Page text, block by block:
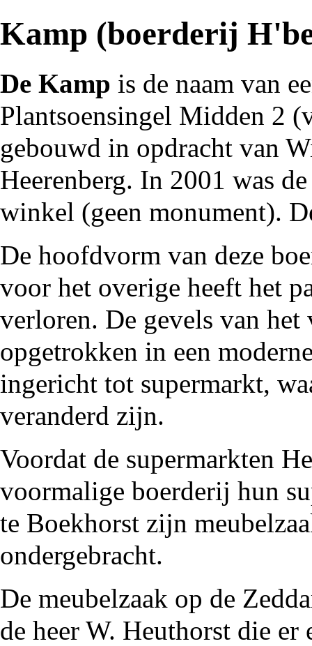
Kamp (boerderij
De Kamp is de naam van
Plantsoensingel Midden 2
gebouwd in opdracht van
Heerenberg. In 2001 was
winkel (geen monument).
De hoofdvorm van deze
voor het overige heeft het
verloren. De gevels van
opgetrokken in een
ingericht tot supermarkt,
veranderd zijn.
Voordat de supermarkten
voormalige boerderij hun
te Boekhorst zijn
ondergebracht.
De meubelzaak op de
de heer W. Heuthorst die er